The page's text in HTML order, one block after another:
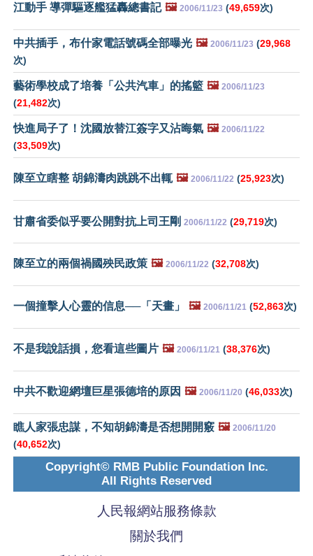
江動手 導彈驅逐艦猛轟總書記 🖼️ 2006/11/23 (49,659次)
中共插手，布什家電話號碼全部曝光 🖼️ 2006/11/23 (29,968
次)
藝術學校成了培養「公共汽車」的搖籃 🖼️ 2006/11/23
(21,482次)
快進局子了！沈國放替江簽字又沾晦氣 🖼️ 2006/11/22
(33,509次)
陳至立瞎整 胡錦濤肉跳跳不出輒 🖼️ 2006/11/22 (25,923次)
甘肅省委似乎要公開對抗上司王剛 2006/11/22 (29,719次)
陳至立的兩個禍國殃民政策 🖼️ 2006/11/22 (32,708次)
一個撞擊人心靈的信息──「天畫」 🖼️ 2006/11/21 (52,863次)
不是我說話損，您看這些圖片 🖼️ 2006/11/21 (38,376次)
中共不歡迎網壇巨星張德培的原因 🖼️ 2006/11/20 (46,033次)
瞧人家張忠謀，不知胡錦濤是否想開開竅 🖼️ 2006/11/20
(40,652次)
Copyright© RMB Public Foundation Inc.
All Rights Reserved
人民報網站服務條款
關於我們